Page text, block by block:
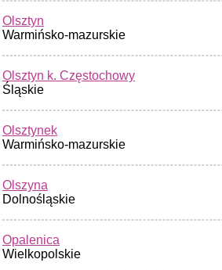
Olsztyn
Warmińsko-mazurskie
Olsztyn k. Częstochowy
Śląskie
Olsztynek
Warmińsko-mazurskie
Olszyna
Dolnośląskie
Opalenica
Wielkopolskie